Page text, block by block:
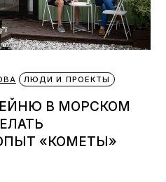
ЛЮДИ И ПРОЕКТЫ
В МОРСКОМ
«КОМЕТЫ»